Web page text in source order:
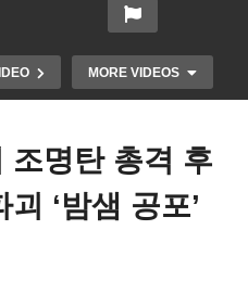
MORE VIDEOS
조명탄 총격 후
‘밤샘 공포’